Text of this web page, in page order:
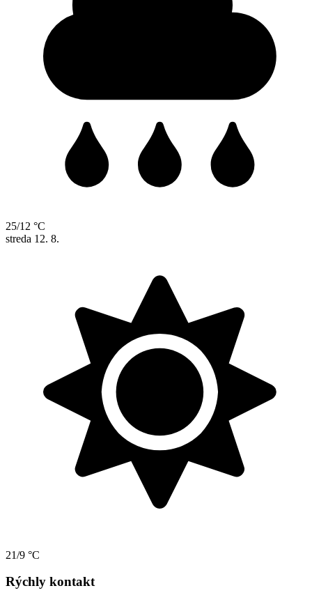
25/12 °C
streda 12. 8.
21/9 °C
Rýchly kontakt